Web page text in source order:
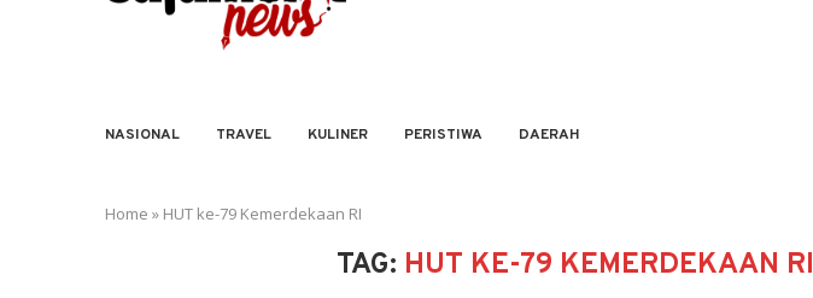
NASIONAL TRAVEL KULINER PERISTIWA DAERAH
Home » HUT ke-79 Kemerdekaan RI
TAG: HUT KE-79 KEMERDEKAAN RI